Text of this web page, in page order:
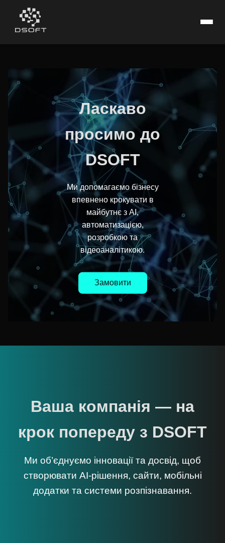
Ласкаво
просимо до
DSOFT
Ми допомагаємо бізнесу
впевнено крокувати в
майбутнє з AI,
автоматизацією,
розробкою та
відеоаналітикою.
Замовити
Ваша компанія — на
крок попереду з DSOFT
Ми об’єднуємо інновації та досвід, щоб
створювати AI-рішення, сайти, мобільні
додатки та системи розпізнавання.